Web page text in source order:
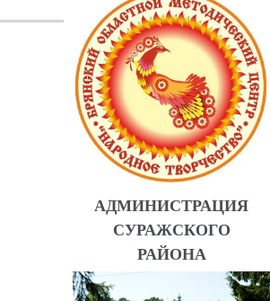
АДМИНИСТРАЦИЯ
СУРАЖСКОГО
РАЙОНА